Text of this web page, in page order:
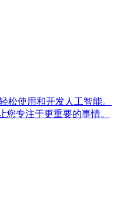
松使用和开发人工智能。
专注于更重要的事情。